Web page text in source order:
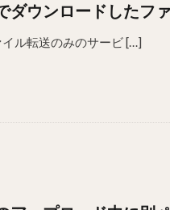
ダウンロードしたフ
ル転送のみのサービ […]